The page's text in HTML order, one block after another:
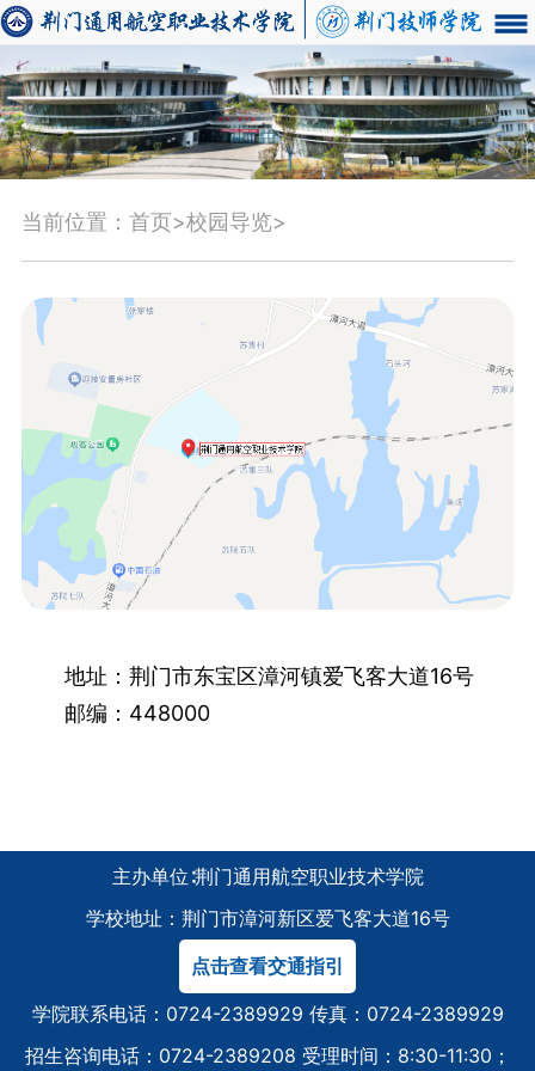
当前位置：首页>校园导览>
地址：荆门市东宝区漳河镇爱飞客大道16号
邮编：448000
主办单位∶荆门通用航空职业技术学院
学校地址：荆门市漳河新区爱飞客大道16号
点击查看交通指引
学院联系电话：0724-2389929 传真：0724-2389929
招生咨询电话：0724-2389208 受理时间：8:30-11:30；